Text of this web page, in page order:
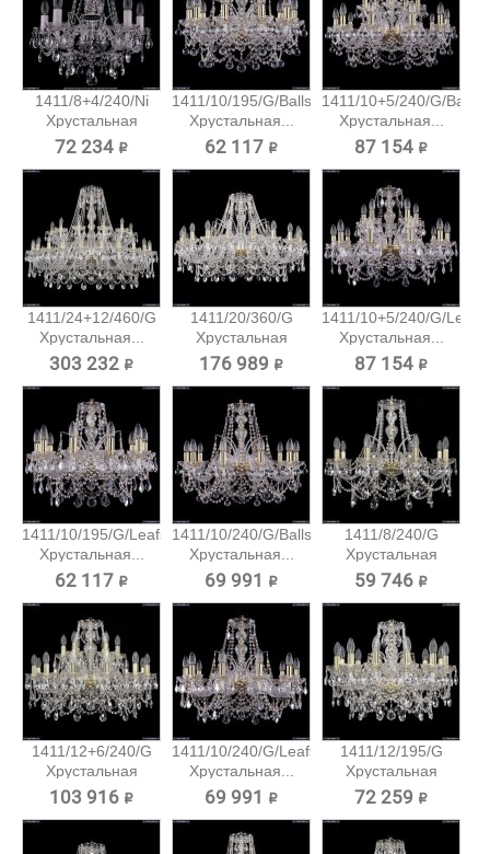
1411/8+4/240/Ni
Хрустальная
подвесная...
72 234 ₽
1411/10/195/G/Balls
Хрустальная...
62 117 ₽
1411/10+5/240/G/Balls
Хрустальная...
87 154 ₽
1411/24+12/460/G
Хрустальная...
303 232 ₽
1411/20/360/G
Хрустальная
подвесная...
176 989 ₽
1411/10+5/240/G/Leafs
Хрустальная...
87 154 ₽
1411/10/195/G/Leafs
Хрустальная...
62 117 ₽
1411/10/240/G/Balls
Хрустальная...
69 991 ₽
1411/8/240/G
Хрустальная
подвесная...
59 746 ₽
1411/12+6/240/G
Хрустальная
подвесная...
103 916 ₽
1411/10/240/G/Leafs
Хрустальная...
69 991 ₽
1411/12/195/G
Хрустальная
подвесная...
72 259 ₽